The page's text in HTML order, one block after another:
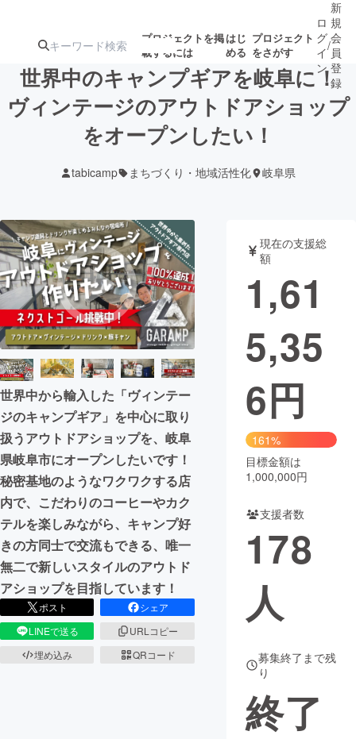
プロジェクトを掲
載するには
はじ
める
プロジェクト
をさがす
注目のリ
ターン
注目の新着プロ 募集終了が近いプ
テクノロジー・ガジェット
映像・映画 書籍・雑誌
ビジネス・起業 チャレンジ
まちづくり・地域活性化
CAMPFIRE for Social Good
CAMPFIRE Creation
CAMPFIREふるさと納税 machi-ya コミュニティ
ロ
グ
イ
ン
/
新
規
会
員
登
録
世界中のキャンプギアを岐阜に！
ヴィンテージのアウトドアショップ
をオープンしたい！
tabicamp まちづくり・地域活性化 岐阜県
世界中から輸入した「ヴィンテー
ジのキャンプギア」を中心に取り
扱うアウトドアショップを、岐阜
県岐阜市にオープンしたいです！
秘密基地のようなワクワクする店
内で、こだわりのコーヒーやカク
テルを楽しみながら、キャンプ好
きの方同士で交流もできる、唯一
無二で新しいスタイルのアウトド
アショップを目指しています！
ポスト
シェア
LINEで送る
URLコピー
埋め込み
QRコード
現在の支援総
額
1,61
5,35
6円
161%
目標金額は
1,000,000円
支援者数
178
人
募集終了まで残
り
終了